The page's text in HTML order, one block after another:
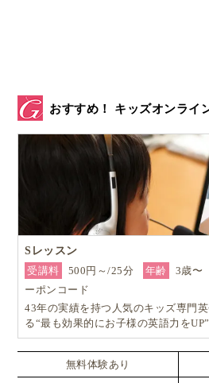
おすすめ！ キッズオンライ
Sレッスン
受講料
500円～/25分 年齢 3歳
ーポンコード
43年の実績を持つ人気のキッズ専門
る“最も効果的にお子様の英語力を
ッスン！
無料体験あり